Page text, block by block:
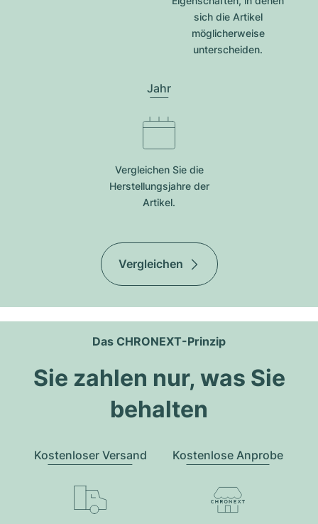
sich die Artikel
möglicherweise
unterscheiden.
Jahr
Vergleichen Sie die
Herstellungsjahre der
Artikel.
Vergleichen
Das CHRONEXT-Prinzip
Sie zahlen nur, was Sie
behalten
Kostenloser Versand Kostenlose Anprobe